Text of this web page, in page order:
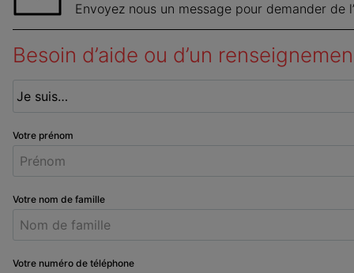
Envoyez nous un message pour demander de
Besoin d’aide ou d’un
Votre prénom
Votre nom de famille
Votre numéro de téléphone